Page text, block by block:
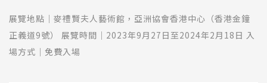
展覽地點｜麥禮賢夫人藝術館，亞洲協會香港中心（香港金鐘
正義道9號） 展覽時間｜2023年9月27日至2024年2月18日 入
場方式｜免費入場